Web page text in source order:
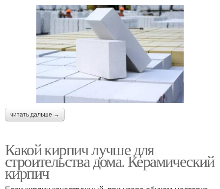
читать дальше →
Какой кирпич лучше для
строительства дома. Керамический
кирпич